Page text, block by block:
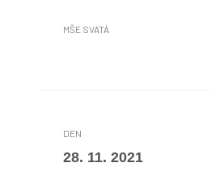
28. 11. 2021